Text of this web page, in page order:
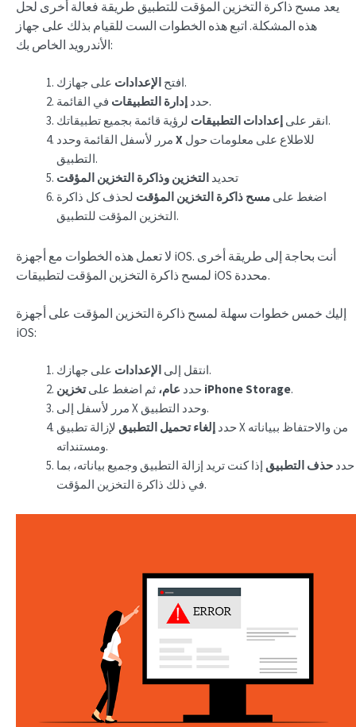
يعد مسح ذاكرة التخزين المؤقت للتطبيق طريقة فعالة أخرى لحل
هذه المشكلة. اتبع هذه الخطوات الست للقيام بذلك على جهاز
الأندرويد الخاص بك:
افتح الإعدادات
على جهازك.
حدد إدارة التطبيقات
في القائمة.
انقر على إعدادات التطبيقات
لرؤية قائمة بجميع تطبيقاتك.
X
التطبيق.
تحديد التخزين وذاكرة التخزين المؤقت
اضغط على مسح ذاكرة التخزين المؤقت لحذف كل ذاكرة
التخزين المؤقت للتطبيق.
لا تعمل هذه الخطوات مع أجهزة iOS. أنت بحاجة إلى طريقة أخرى
لمسح ذاكرة التخزين المؤقت لتطبيقات iOS محددة.
إليك خمس خطوات سهلة لمسح ذاكرة التخزين المؤقت على أجهزة
iOS:
انتقل إلى الإعدادات
على جهازك.
حدد عام، ثم اضغط على تخزين iPhone Storage.
مرر لأسفل إلى X وحدد التطبيق.
حدد إلغاء تحميل التطبيق لإزالة تطبيق X من والاحتفاظ ببياناته
ومستنداته.
حدد حذف التطبيق إذا كنت تريد إزالة التطبيق وجميع بياناته، بما
في ذلك ذاكرة التخزين المؤقت.